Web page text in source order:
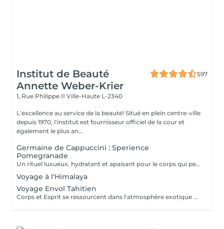
Institut de Beauté
Annette Weber-Krier
597
1, Rue Philippe II Ville-Haute L-2340
L'excellence au service de la beauté! Situé en plein centre-ville
depuis 1970, l'institut est fournisseur officiel de la cour et
également le plus an...
Germaine de Cappuccini : Sperience
Pomegranade
Un rituel luxueux, hydratant et apaisant pour le corps qui peut être personnalisé en fonction des besoins de la peau. La ligne est basée sur la grenade, un ingrédient fantastique,apaisant et antioxydant. Le résultat ? Renouvellement cellulaire, vitalité et hydratation ! POMEGRANATE BODY SCRUB: Avec le gommage corporel à base de poudre et de crème, savourez un rituel d'exfoliation de tout le corps d'une durée de 45 minutes. POMEGRANATE BODY MASSAGE : Massage en position allongée puis en position couchée avec la crème de massage sensoriel. Ce rituel dure 45 minutes. POMEGRANATE BODY WRAP : L'enveloppement est appliqué par des mouvements doux et laissé reposer 20 minutes avant de faire pénétrer le produit par un massage. Le rituel dure 60 minutes. POMEGRANATE RED SERENITY : Un délicieux rituel de 90 minutes alliant le pouvoir des graines de grenade aux puissants effets hydratants de la crème. POMEGRANATE SWEET COCOON : Plongez dans le monde de la grenade Sperience pendant 90 minutes avec ce rituel complet comprenant gommage, massage et enveloppement.
Voyage à l'Himalaya
Voyage Envol Tahitien
Corps et Esprit se ressourcent dans l'atmosphère exotique des trésors polynésiens, ces îles où la beauté, la générosité et la luxuriance ont un goût de paradis Gommage et massage du visage et du corps Massage manuel relax ou aux coquillages Tia Iri « la pensée Roo ».